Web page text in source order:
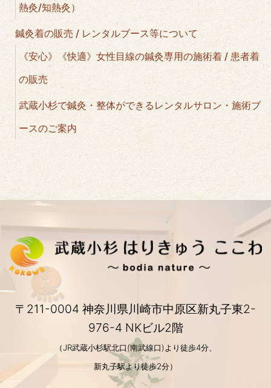
熱灸/知熱灸）
鍼灸着の販売 / レンタルブース等について
《安心》《快適》女性目線の鍼灸専用の施術着 / 患者着
の販売
武蔵小杉で鍼灸・整体ができるレンタルサロン・施術ブ
ースのご案内
〒211-0004 神奈川県川崎市中原区新丸子東2-
976-4 NKビル2階
（JR武蔵小杉駅北口(南武線口)より徒歩4分、
新丸子駅より徒歩2分）